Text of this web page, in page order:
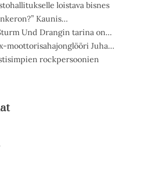
loistava bisnes
Kaunis…
Und Drangin tarina on…
moottorisahajonglööri Juha…
rockpersoonien